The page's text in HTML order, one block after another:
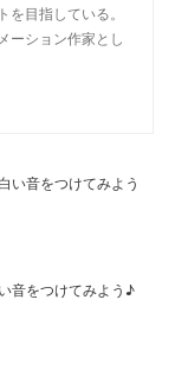
目指している。
ーション作家とし
い音をつけてみよう
音をつけてみよう♪